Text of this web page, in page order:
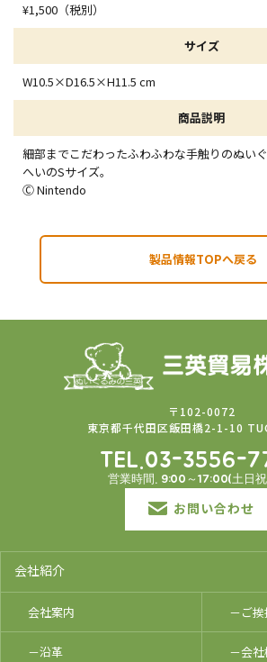
¥1,500（税別）
サイズ
W10.5×D16.5×H11.5 cm
商品説明
細部までこだわったふわふわな手触りのぬい
へいのSサイズ。
Ⓒ Nintendo
製品情報TOPへ戻る
〒102-0072
東京都千代田区飯田橋2-1-10
TEL.03-3556-
営業時間. 9:00～17:00(土日
お問い合わせ
会社紹介
会社案内 －ご挨
－沿革 －会